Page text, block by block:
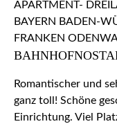
Romantischer und
ganz toll! Schöne
Einrichtung. Viel